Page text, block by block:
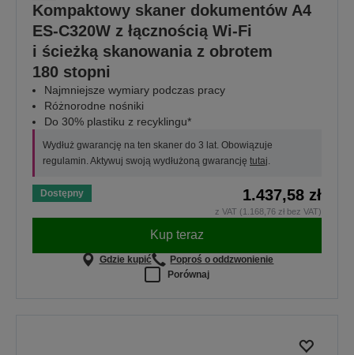
Kompaktowy skaner dokumentów A4
ES-C320W z łącznością Wi-Fi
i ścieżką skanowania z obrotem
180 stopni
Najmniejsze wymiary podczas pracy
Różnorodne nośniki
Do 30% plastiku z recyklingu*
Wydłuż gwarancję na ten skaner do 3 lat. Obowiązuje
regulamin. Aktywuj swoją wydłużoną gwarancję tutaj
Dostępny 1.437,58 zł
z VAT (1.168,76 zł bez VAT)
Kup teraz
Gdzie kupić
Poproś o oddzwonienie
Porównaj